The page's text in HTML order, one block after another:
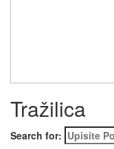
Tražilica
Search for: